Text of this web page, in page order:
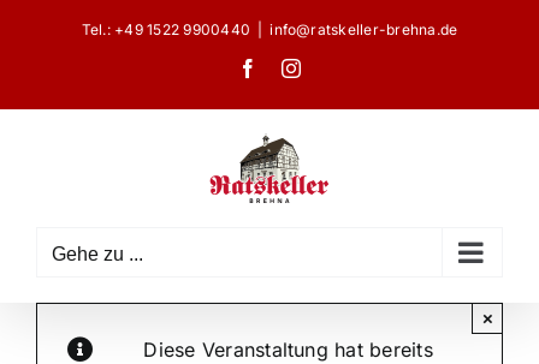
Tel.: +49 1522 9900440 info@ratskeller-brehna.de
FacebookInstagram
Gehe zu ...
Diese Veranstaltung hat bereits
×